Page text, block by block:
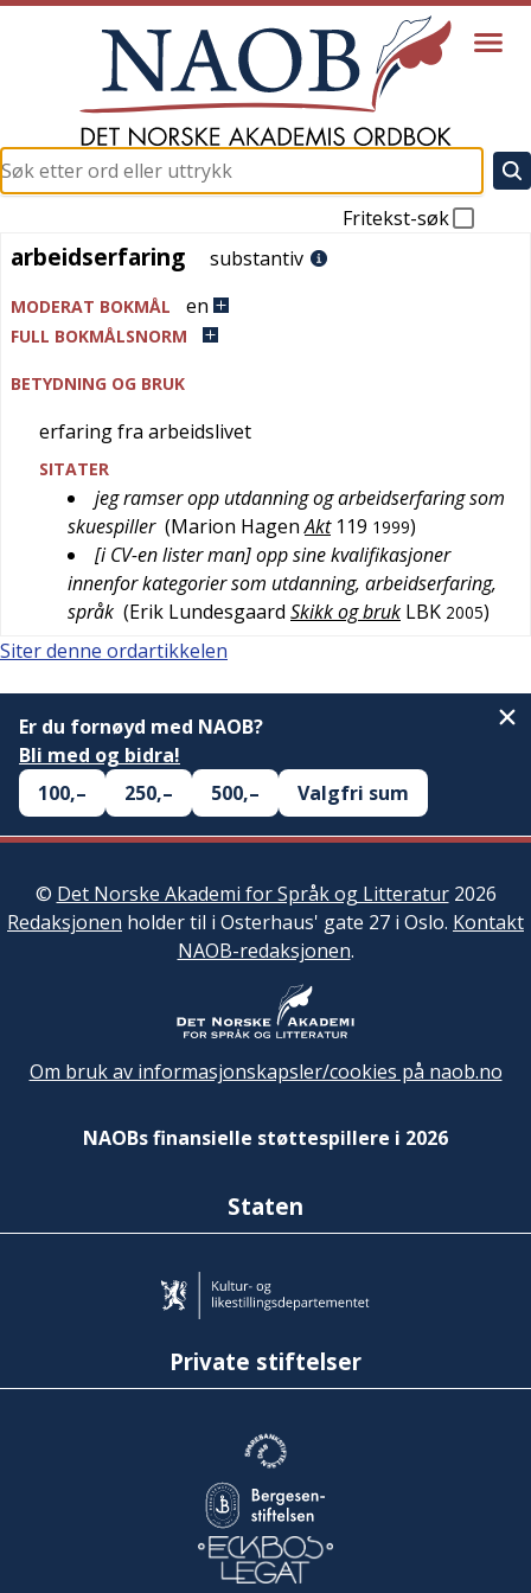
Fritekst-søk
arbeidserfaring
arbeidserfaring substantiv
MODERAT BOKMÅL en
FULL BOKMÅLSNORM
BETYDNING OG BRUK
erfaring fra arbeidslivet
SITATER
jeg ramser opp utdanning og arbeidserfaring som
skuespiller (Marion Hagen Akt 119 1999)
[i CV-en lister man] opp sine kvalifikasjoner
innenfor kategorier som utdanning, arbeidserfaring,
språk (Erik Lundesgaard Skikk og bruk LBK 2005)
Siter denne ordartikkelen
Er du fornøyd med NAOB?
Bli med og bidra!
100,–
250,– 500,– Valgfri sum
© Det Norske Akademi for Språk og Litteratur2026
Redaksjonen holder til i Osterhaus' gate 27 i Oslo. Kontakt
NAOB-redaksjonen.
Om bruk av informasjonskapsler/cookies på naob.no
NAOBs finansielle støttespillere i 2026
Staten
Private stiftelser